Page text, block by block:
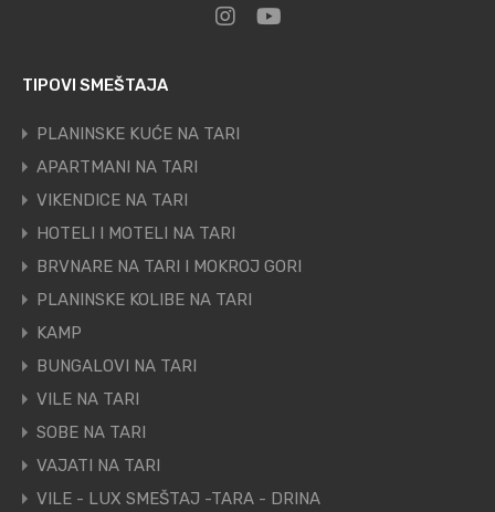
TIPOVI SMEŠTAJA
PLANINSKE KUĆE NA TARI
APARTMANI NA TARI
VIKENDICE NA TARI
HOTELI I MOTELI NA TARI
BRVNARE NA TARI I MOKROJ GORI
PLANINSKE KOLIBE NA TARI
KAMP
BUNGALOVI NA TARI
VILE NA TARI
SOBE NA TARI
VAJATI NA TARI
VILE - LUX SMEŠTAJ -TARA - DRINA